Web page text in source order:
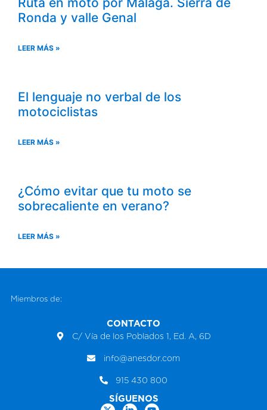
Ronda y valle Genal
LEER MÁS »
El lenguaje no verbal de los
motociclistas
LEER MÁS »
¿Cómo evitar que tu moto se
sobrecaliente en verano?
LEER MÁS »
Miembros de:
CONTACTO
C/ Vía de los Poblados 1, Ed. A, 6D
info@anesdor.com
915 430 800
SÍGUENOS